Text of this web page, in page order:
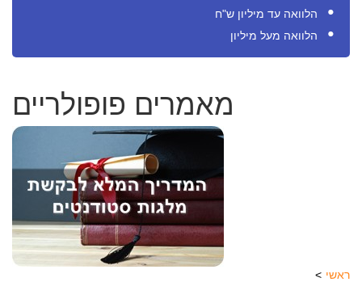
הלוואה עד מיליון ש"ח
הלוואה מעל מיליון
מאמרים פופולריים
ראשי